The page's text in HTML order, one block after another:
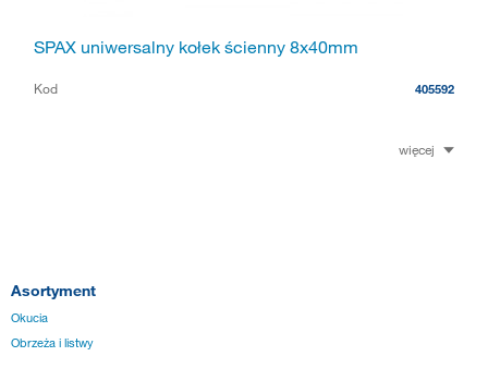
SPAX uniwersalny kołek ścienny 8x40mm
Kod 405592
więcej
Asortyment
Okucia
Obrzeża i listwy